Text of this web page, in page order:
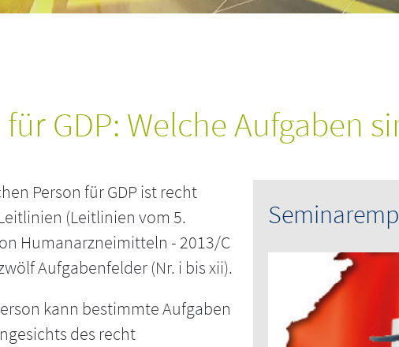
GDP: Welche Aufgaben
Person für GDP ist recht
(Leitlinien vom 5.
Humanarzneimitteln - 2013/C
Aufgabenfelder (Nr. i bis xii).
kann bestimmte Aufgaben
des recht